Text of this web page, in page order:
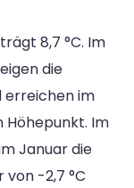
8,7 °C. Im
die
erreichen im
Höhepunkt. Im
Januar die
-2,7 °C